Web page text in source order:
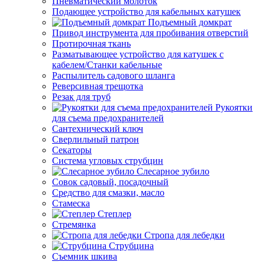
Подающее устройство для кабельных катушек
Подъемный домкрат
Привод инструмента для пробивания отверстий
Протирочная ткань
Разматывающее устройство для катушек с
кабелем/Станки кабельные
Распылитель садового шланга
Реверсивная трещотка
Резак для труб
Рукоятки
для съема предохранителей
Сантехнический ключ
Сверлильный патрон
Секаторы
Система угловых струбцин
Слесарное зубило
Совок садовый, посадочный
Средство для смазки, масло
Стамеска
Степлер
Стремянка
Стропа для лебедки
Струбцина
Съемник шкива